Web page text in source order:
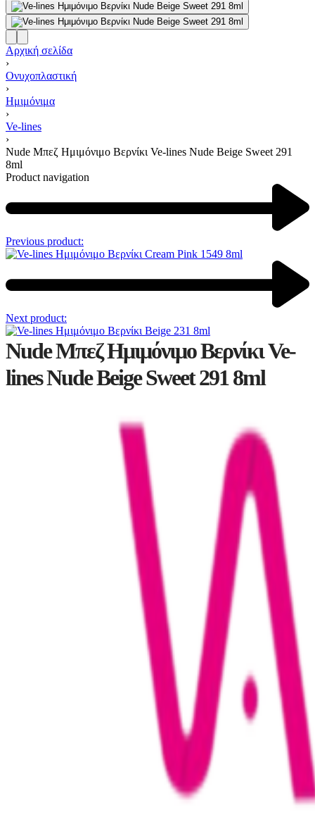
Αρχική σελίδα
›
Ονυχοπλαστική
›
Ημιμόνιμα
›
Ve-lines
›
Nude Μπεζ Ημιμόνιμο Βερνίκι Ve-lines Nude Beige Sweet 291
8ml
Product navigation
Previous product:
Next product:
Nude Μπεζ Ημιμόνιμο Βερνίκι Ve-
lines Nude Beige Sweet 291 8ml